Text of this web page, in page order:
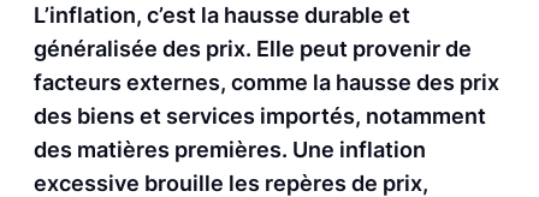
L’inflation, c’est la hausse durable et
généralisée des prix. Elle peut provenir de
facteurs externes, comme la hausse des prix
des biens et services importés, notamment
des matières premières. Une inflation
excessive brouille les repères de prix,